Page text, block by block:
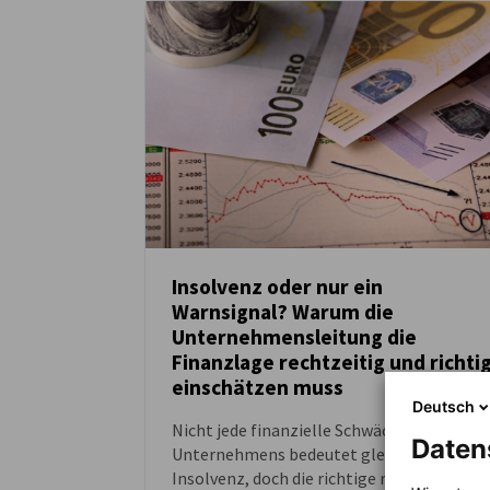
NEUIGKEITEN
Insolvenz oder nur ein
Warnsignal? Warum die
Unternehmensleitung die
Finanzlage rechtzeitig und richtig
einschätzen muss
Nicht jede finanzielle Schwächung eines
Unternehmens bedeutet gleich eine
Insolvenz, doch die richtige rechtliche
Deutsch